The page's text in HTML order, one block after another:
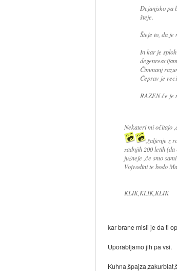
Dejanjsko pa
šteje.
Šteje to, da
In kar je
Čimmanj
Čeprav je
RAZEN če je
Nekateri mi očitajo
,žaljenje z
zadnjih 200 letih
južneje ,če smo
Vojvodini te bodo
KLIK,KLIK,KLIK
kar brane misli je da ti
Uporabljamo jih pa vsi.